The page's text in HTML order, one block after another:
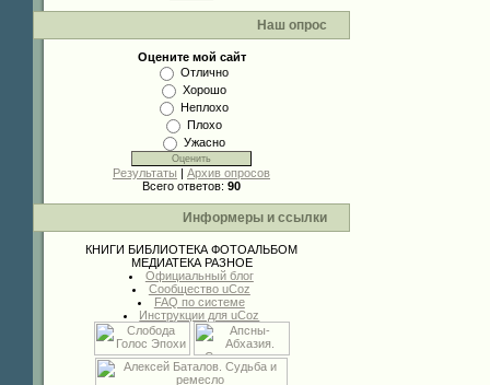
Наш опрос
Оцените мой сайт
Отлично
Хорошо
Неплохо
Плохо
Ужасно
Результаты | Архив опросов
Всего ответов: 90
Информеры и ссылки
КНИГИ БИБЛИОТЕКА ФОТОАЛЬБОМ
МЕДИАТЕКА РАЗНОЕ
Официальный блог
Сообщество uCoz
FAQ по системе
Инструкции для uCoz